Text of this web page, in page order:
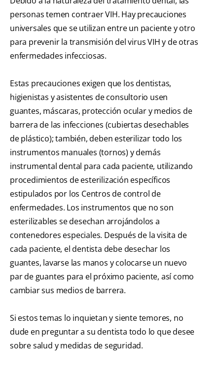
personas temen contraer VIH. Hay precauciones
universales que se utilizan entre un paciente y otro
para prevenir la transmisión del virus VIH y de otras
enfermedades infecciosas.
Estas precauciones exigen que los dentistas,
higienistas y asistentes de consultorio usen
guantes, máscaras, protección ocular y medios de
barrera de las infecciones (cubiertas desechables
de plástico); también, deben esterilizar todo los
instrumentos manuales (tornos) y demás
instrumental dental para cada paciente, utilizando
procedimientos de esterilización específicos
estipulados por los Centros de control de
enfermedades. Los instrumentos que no son
esterilizables se desechan arrojándolos a
contenedores especiales. Después de la visita de
cada paciente, el dentista debe desechar los
guantes, lavarse las manos y colocarse un nuevo
par de guantes para el próximo paciente, así como
cambiar sus medios de barrera.
Si estos temas lo inquietan y siente temores, no
dude en preguntar a su dentista todo lo que desee
sobre salud y medidas de seguridad.